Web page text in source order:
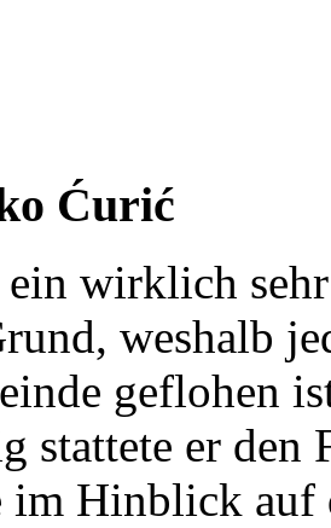
Ćurić
wirklich
weshalb
geflohen
stattete er
im Hinblick